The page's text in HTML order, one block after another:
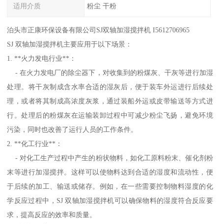
适用介质 粉尘 干粉
泊头市正康环保设备有限公司SJ双轴加湿搅拌机 I5612706965
SJ 双轴加湿搅拌机主要应用于以下场景：
1. **火力发电行业**：
- 在火力发电厂的除尘器下，对收集到的粉煤灰、干灰等进行加湿
处理。将干灰制成含水率合适的湿灰后，便于装车外运进行后续处
理，或者将其制成高浓度灰浆，通过装船外运或皮带输送等方式进
行。处理后的粉煤灰在运输装卸过程中可减少粉尘飞扬，避免环境
污染，同时也改善了运行人员的工作条件。
2. **化工行业**：
- 对化工生产过程中产生的粉状物料，如化工原料粉末、催化剂粉
末等进行加湿搅拌。这样可以使物料达到合适的湿度和流动性，便
于后续的加工、输送或储存。例如，在一些需要控制物料湿度的化
学反应过程中，SJ 双轴加湿搅拌机可以确保物料的湿度符合反应要
求，提高反应的效率和质量。